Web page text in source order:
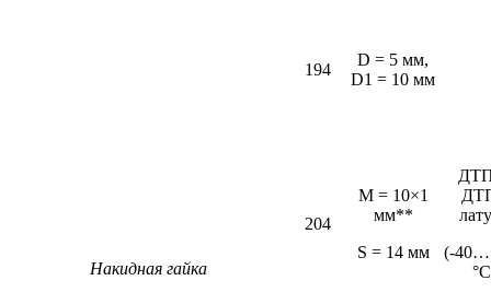
194
D = 5 мм,
D1 = 10 мм
Накидная гайка
204
M = 10×1
мм**
S = 14 мм
(-